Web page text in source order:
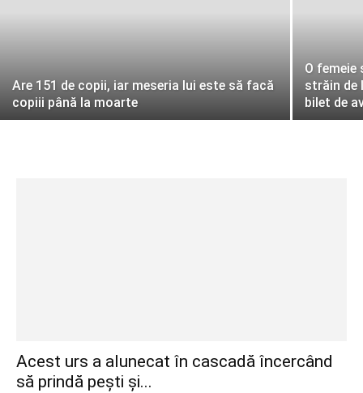
Are 151 de copii, iar meseria lui este să facă
copiii până la moarte
O
străin de
bilet de
Acest urs a alunecat în cascadă încercând
să prindă pești și...